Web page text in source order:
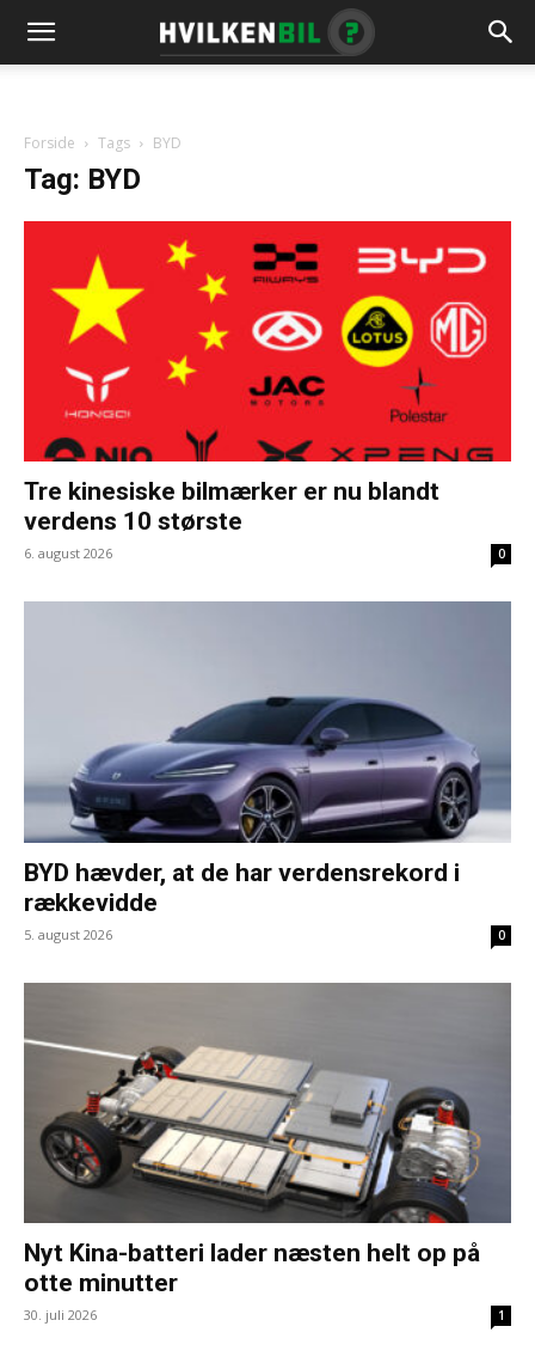
Forside Tags BYD
Tag: BYD
Tre kinesiske bilmærker er nu blandt
verdens 10 største
6. august 2026 0
BYD hævder, at de har verdensrekord i
rækkevidde
5. august 2026 0
Nyt Kina-batteri lader næsten helt op på
otte minutter
30. juli 2026 1